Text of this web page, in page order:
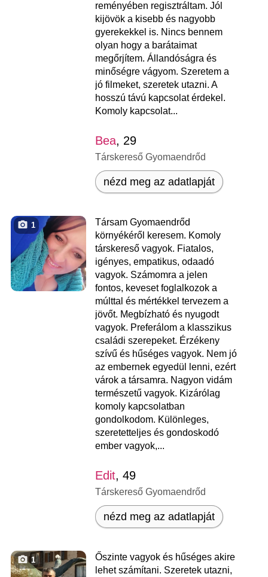
reményében regisztráltam. Jól
kijövök a kisebb és nagyobb
gyerekekkel is. Nincs bennem
olyan hogy a barátaimat
megőrjítem. Állandóságra és
minőségre vágyom. Szeretem a
jó filmeket, szeretek utazni. A
hosszú távú kapcsolat érdekel.
Komoly kapcsolat...
Bea, 29
Társkereső Gyomaendrőd
nézd meg az adatlapját
1
Társam Gyomaendrőd
környékéről keresem. Komoly
társkereső vagyok. Fiatalos,
igényes, empatikus, odaadó
vagyok. Számomra a jelen
fontos, keveset foglalkozok a
múlttal és mértékkel tervezem a
jövőt. Megbízható és nyugodt
vagyok. Preferálom a klasszikus
családi szerepeket. Érzékeny
szívű és hűséges vagyok. Nem jó
az embernek egyedül lenni, ezért
várok a társamra. Nagyon vidám
természetű vagyok. Kizárólag
komoly kapcsolatban
gondolkodom. Különleges,
szeretetteljes és gondoskodó
ember vagyok,...
Edit, 49
Társkereső Gyomaendrőd
nézd meg az adatlapját
1
Őszinte vagyok és hűséges akire
lehet számítani. Szeretek utazni,